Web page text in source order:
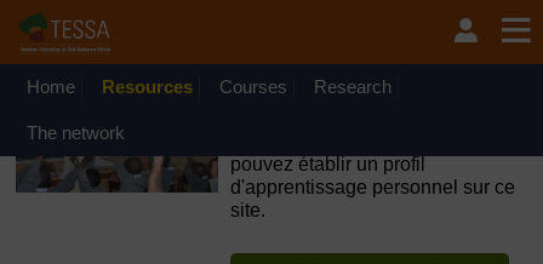
Passer au contenu principal
OpenLearn Create will be unavailable on Wednesday 12
August 2026 from 8am to 10.30am (GMT) due to routine
Home Resources Courses Research
The network
pouvez établir un profil
d'apprentissage personnel sur ce
site.